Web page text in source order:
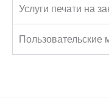
Услуги печати на
Пользовательские